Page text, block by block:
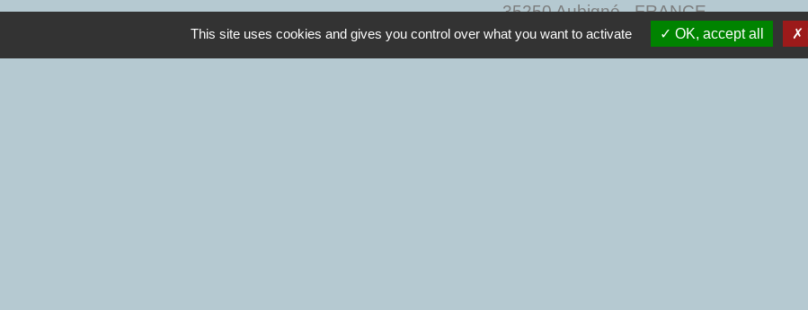
35250 Aubigné - FRANCE
+33 2 99 55 26 49
This site uses cookies and gives you control over what you want to activate OK, accept all